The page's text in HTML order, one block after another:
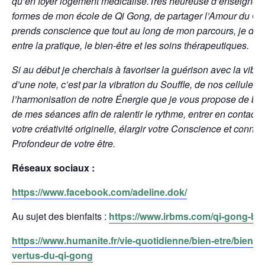
formes de mon école de Qi Gong, de partager l’Amour du
prends conscience que tout au long de mon parcours, je
entre la pratique, le bien-être et les soins thérapeutiques.
Si au début je cherchais à favoriser la guérison avec la
d’une note, c’est par la vibration du Souffle, de nos cellules
l’harmonisation de notre Énergie que je vous propose de
de mes séances afin de ralentir le rythme, entrer en contact
votre créativité originelle, élargir votre Conscience et
Profondeur de votre être.
Réseaux sociaux :
https://www.facebook.com/adeline.dok/
Au sujet des bienfaits : https://www.irbms.com/qi-gong-
https://www.humanite.fr/vie-quotidienne/bien-etre/bien-
vertus-du-qi-gong